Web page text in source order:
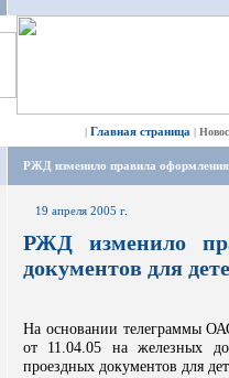
| Главная страница |
РЖД изменило правила оформления
19 апреля 2005 г.
РЖД изменило
документов для
На основании телеграммы
от 11.04.05 на железных
проездных документов для